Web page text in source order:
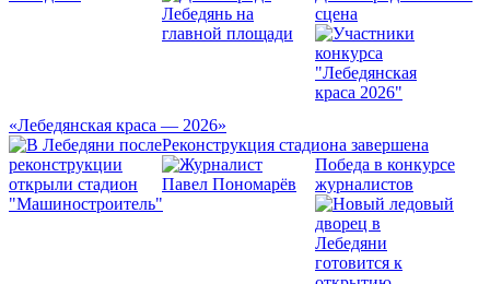
сцена
«Лебедянская краса — 2026»
Реконструкция стадиона завершена
Победа в конкурсе
журналистов